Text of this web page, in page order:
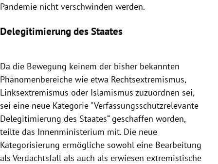
Pandemie nicht verschwinden werden.
Delegitimierung des Staates
Da die Bewegung keinem der bisher bekannten
Phänomenbereiche wie etwa Rechtsextremismus,
Linksextremismus oder Islamismus zuzuordnen sei,
sei eine neue Kategorie "Verfassungsschutzrelevante
Delegitimierung des Staates“ geschaffen worden,
teilte das Innenministerium mit. Die neue
Kategorisierung ermögliche sowohl eine Bearbeitung
als Verdachtsfall als auch als erwiesen extremistische